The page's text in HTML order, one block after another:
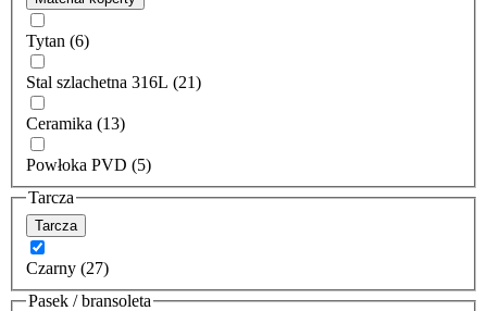
Tytan (6)
Stal szlachetna 316L (21)
Ceramika (13)
Powłoka PVD (5)
Tarcza
Tarcza
Czarny (27)
Pasek / bransoleta